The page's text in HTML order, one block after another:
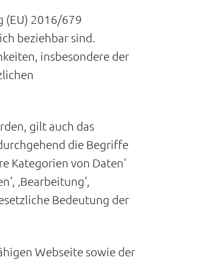
(EU) 2016/679
beziehbar sind.
insbesondere der
gilt auch das
die Begriffe
Kategorien von Daten‘
‚Bearbeitung‘,
Bedeutung der
Webseite sowie der